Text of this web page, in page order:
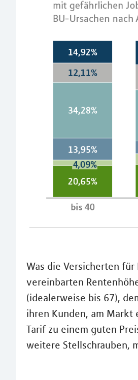
Was die Versicherten
vereinbarten
(idealerweise bis 67),
ihren Kunden, am
Tarif zu einem guten
weitere Stellschrauben,